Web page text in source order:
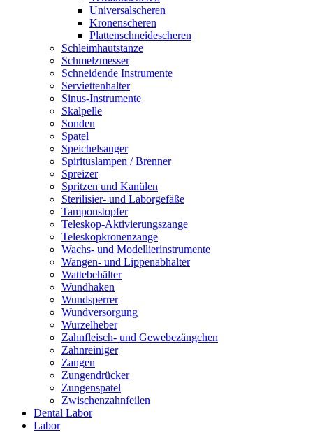
Universalscheren
Kronenscheren
Plattenschneidescheren
Schleimhautstanze
Schmelzmesser
Schneidende Instrumente
Serviettenhalter
Sinus-Instrumente
Skalpelle
Sonden
Spatel
Speichelsauger
Spirituslampen / Brenner
Spreizer
Spritzen und Kanülen
Sterilisier- und Laborgefäße
Tamponstopfer
Teleskop-Aktivierungszange
Teleskopkronenzange
Wachs- und Modellierinstrumente
Wangen- und Lippenabhalter
Wattebehälter
Wundhaken
Wundsperrer
Wundversorgung
Wurzelheber
Zahnfleisch- und Gewebezängchen
Zahnreiniger
Zangen
Zungendrücker
Zungenspatel
Zwischenzahnfeilen
Dental Labor
Labor